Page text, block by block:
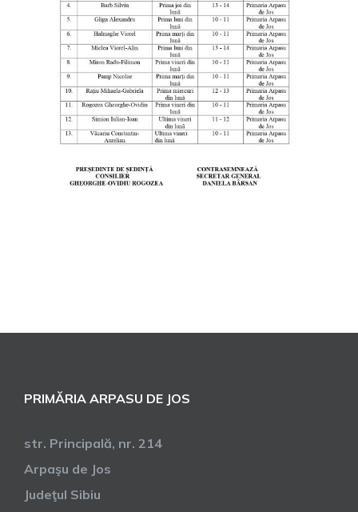
PRIMĂRIA ARPASU DE JOS
str. Principală, nr. 214
Arpaşu de Jos
Judeţul Sibiu